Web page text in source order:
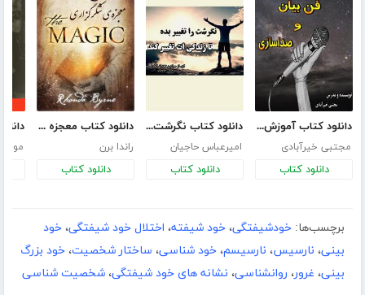
دانلود کتاب آموزش فن بیان و صداسازی
مجتبی خیرآبادی
دانلود کتاب
دانلود کتاب نگرشت را تغییر بده تا زندگی‌ات تغییر کند
امیرعباس حاجیان
دانلود کتاب
دانلود کتاب معجزه شکرگزاری (جادو)
راندا برن
دانلود کتاب
برچسب‌ها: خودشیفتگی، خود شیفته، اختلال خود شیفتگی، خود
بینی، نارسیس، نارسیسم، خود شناسی، ساختار شخصیت، خود بزرگ
بینی، غرور، روانشناسی، نشانه های خود شیفتگی، شخصیت شناسی